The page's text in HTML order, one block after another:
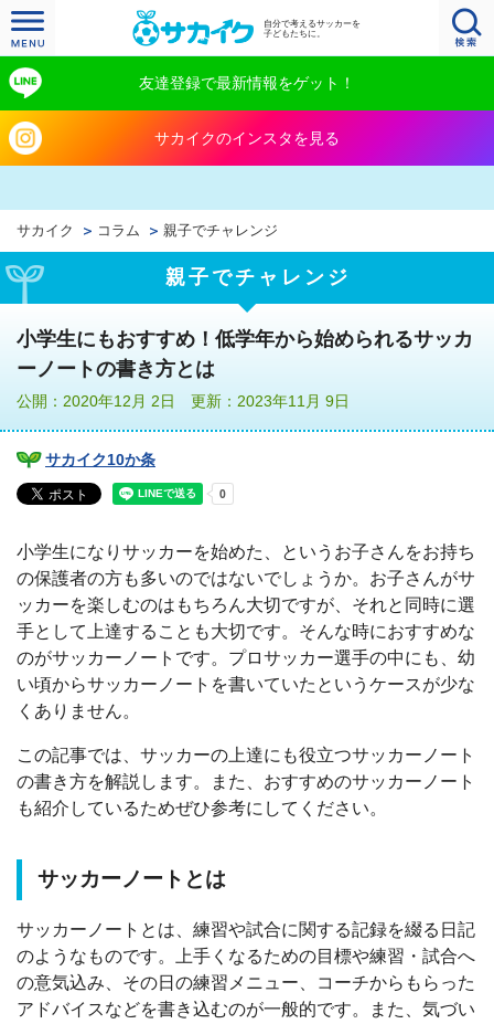
自分で考えるサッカーを
子どもたちに。
友達登録で最新情報をゲット！
サカイクのインスタを見る
サカイク コラム 親子でチャレンジ
親子でチャレンジ
小学生にもおすすめ！低学年から始められるサッカ
ーノートの書き方とは
公開：2020年12月 2日 更新：2023年11月 9日
サカイク10か条
小学生になりサッカーを始めた、というお子さんをお持ち
の保護者の方も多いのではないでしょうか。お子さんがサ
ッカーを楽しむのはもちろん大切ですが、それと同時に選
手として上達することも大切です。そんな時におすすめな
のがサッカーノートです。プロサッカー選手の中にも、幼
い頃からサッカーノートを書いていたというケースが少な
くありません。
この記事では、サッカーの上達にも役立つサッカーノート
の書き方を解説します。また、おすすめのサッカーノート
も紹介しているためぜひ参考にしてください。
サッカーノートとは
サッカーノートとは、練習や試合に関する記録を綴る日記
のようなものです。上手くなるための目標や練習・試合へ
の意気込み、その日の練習メニュー、コーチからもらった
アドバイスなどを書き込むのが一般的です。また、気づい